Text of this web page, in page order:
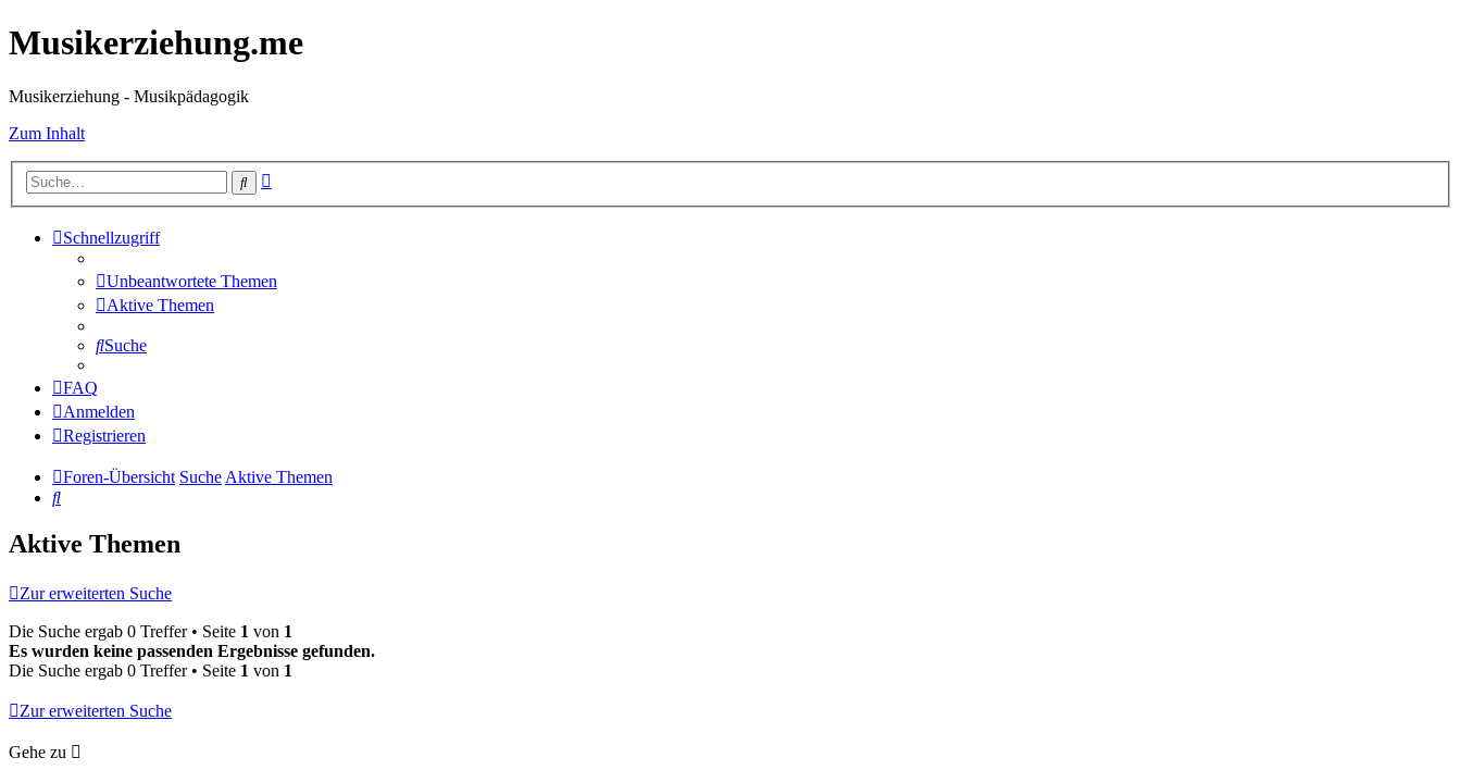
Musikerziehung.me
Musikerziehung - Musikpädagogik
Zum Inhalt
Suche
Schnellzugriff
Unbeantwortete Themen
Aktive Themen
Suche
FAQ
Anmelden
Registrieren
Foren-Übersicht SucheAktive Themen
Suche
Aktive Themen
Zur erweiterten Suche
Die Suche ergab 0 Treffer • Seite 1 von 1
Es wurden keine passenden Ergebnisse gefunden.
Die Suche ergab 0 Treffer • Seite 1 von 1
Zur erweiterten Suche
Gehe zu